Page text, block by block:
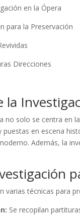
en la Ópera
para la Preservación
Direcciones
la
no solo se centra en
en escena
Además, la
varias técnicas para
Se recopilan